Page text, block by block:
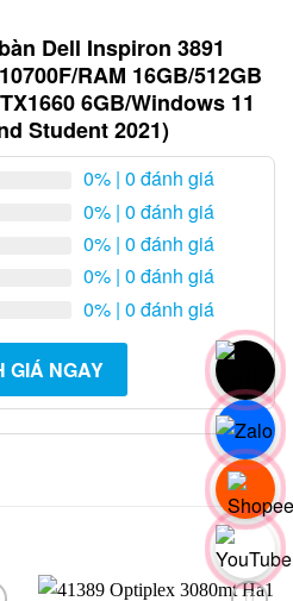
Dell Inspiron 3891
RAM 16GB/512GB
6GB/Windows 11
Student 2021)
0% | 0 đánh giá
0% | 0 đánh giá
0% | 0 đánh giá
0% | 0 đánh giá
0% | 0 đánh giá
GIÁ NGAY